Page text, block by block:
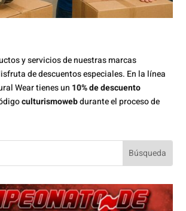
y servicios de nuestras marcas
de descuentos especiales. En la línea
Wear tienes un 10% de descuento
culturismowebdurante el proceso de